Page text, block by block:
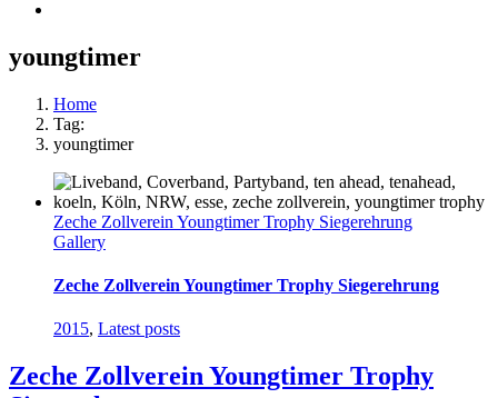
youngtimer
Home
Tag:
youngtimer
Zeche Zollverein Youngtimer Trophy Siegerehrung
Gallery
Zeche Zollverein Youngtimer Trophy Siegerehrung
2015, Latest posts
Zeche Zollverein Youngtimer Trophy